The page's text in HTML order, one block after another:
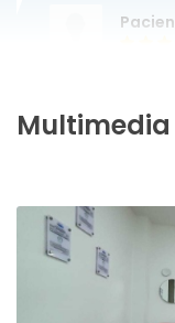
atención 10
consulta el
consulta
Multimedia